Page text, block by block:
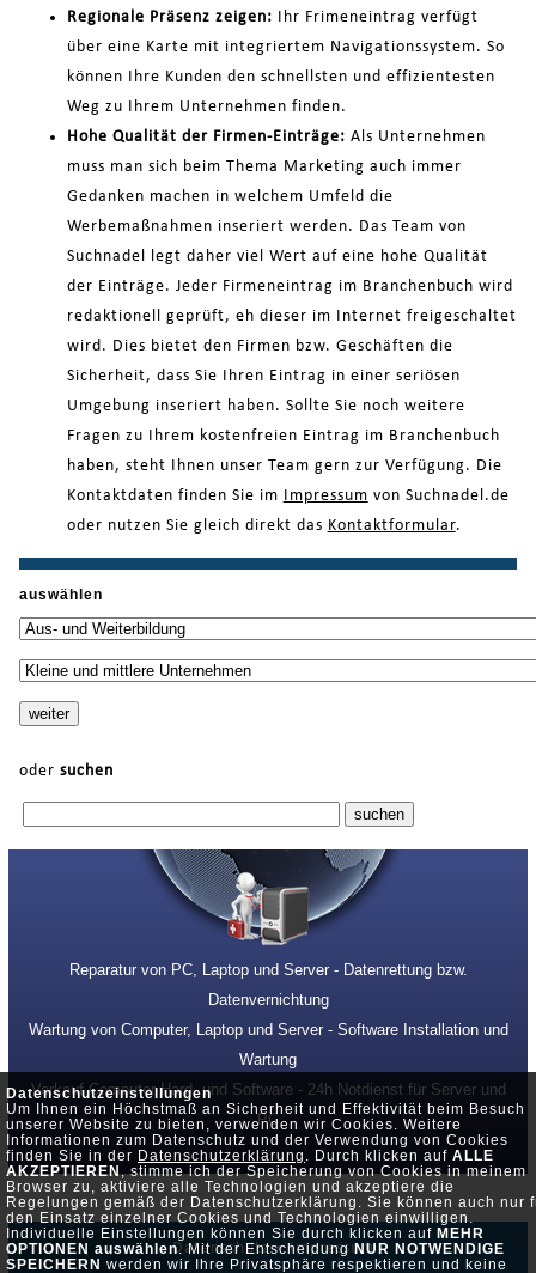
Datenschutzeinstellungen
Um Ihnen ein Höchstmaß an Sicherheit und Effektivität beim Besuch
unserer Website zu bieten, verwenden wir Cookies. Weitere
Informationen zum Datenschutz und der Verwendung von Cookies
finden Sie in der Datenschutzerklärung . Durch klicken auf ALLE
AKZEPTIEREN, stimme ich der Speicherung von Cookies in meinem
Browser zu, aktiviere alle Technologien und akzeptiere die
Regelungen gemäß der Datenschutzerklärung. Sie können auch nur
den Einsatz einzelner Cookies und Technologien einwilligen.
Individuelle Einstellungen können Sie durch klicken auf MEHR
OPTIONEN auswählen. Mit der EntscheidungNUR NOTWENDIGE
SPEICHERN werden wir Ihre Privatsphäre respektieren und keine
Regionale Präsenz zeigen: Ihr Frimeneintrag verfügt
über eine Karte mit integriertem Navigationssystem. So
können Ihre Kunden den schnellsten und effizientesten
Weg zu Ihrem Unternehmen finden.
Hohe Qualität der Firmen-Einträge: Als Unternehmen
muss man sich beim Thema Marketing auch immer
Gedanken machen in welchem Umfeld die
Werbemaßnahmen inseriert werden. Das Team von
Suchnadel legt daher viel Wert auf eine hohe Qualität
der Einträge. Jeder Firmeneintrag im Branchenbuch wird
redaktionell geprüft, eh dieser im Internet freigeschaltet
wird. Dies bietet den Firmen bzw. Geschäften die
Sicherheit, dass Sie Ihren Eintrag in einer seriösen
Umgebung inseriert haben. Sollte Sie noch weitere
Fragen zu Ihrem kostenfreien Eintrag im Branchenbuch
haben, steht Ihnen unser Team gern zur Verfügung. Die
Kontaktdaten finden Sie im
Impressum von Suchnadel.de
oder nutzen Sie gleich direkt das Kontaktformular.
auswählen
oder suchen
Reparatur von PC, Laptop und Server - Datenrettung bzw.
Datenvernichtung
Wartung von Computer, Laptop und Server - Software Installation und
Wartung
Verkauf Computer Hard- und Software - 24h Notdienst für Server und
PC
Datenschutz •Impressum